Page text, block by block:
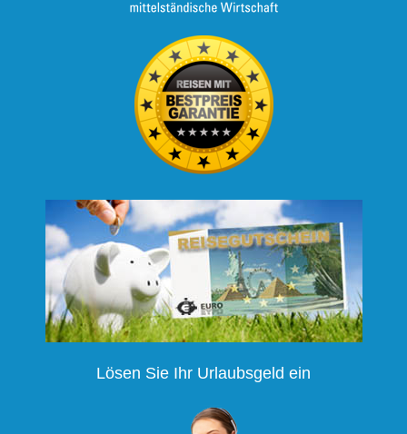
Lösen Sie Ihr Urlaubsgeld ein